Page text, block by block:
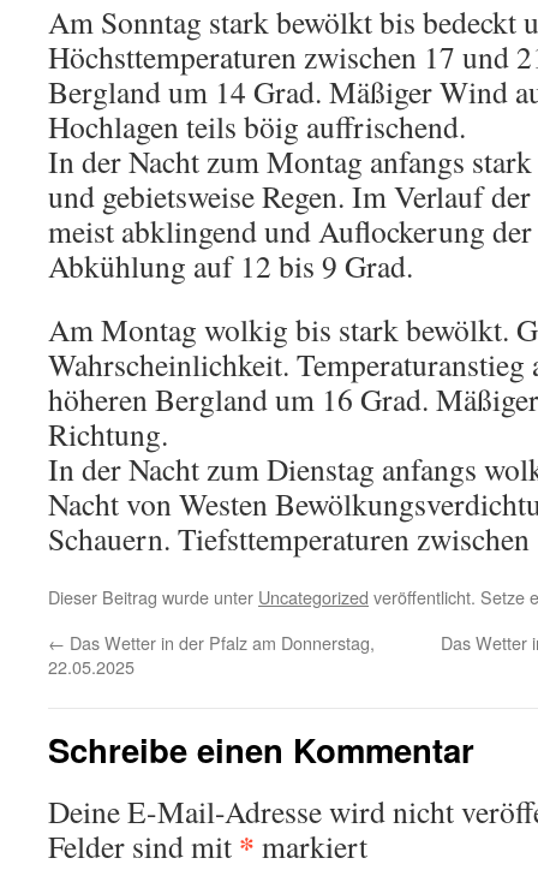
Am Sonntag stark bewölkt bis bedeckt
Höchsttemperaturen zwischen 17 und
Bergland um 14 Grad. Mäßiger Wind
Hochlagen teils böig auffrischend.
In der Nacht zum Montag anfangs
und gebietsweise Regen. Im Verlauf
meist abklingend und Auflockerung
Abkühlung auf 12 bis 9 Grad.
Am Montag wolkig bis stark bewölkt.
Wahrscheinlichkeit.
höheren Bergland um 16 Grad.
Richtung.
In der Nacht zum Dienstag anfangs
Nacht von Westen
Schauern. Tiefsttemperaturen
Dieser Beitrag wurde unter Uncategorized veröffentlicht. Setze
← Das Wetter in der Pfalz am Donnerstag,
22.05.2025
Das Wetter
Schreibe einen Kommentar
Deine E-Mail-Adresse wird nicht
Felder sind mit * markiert